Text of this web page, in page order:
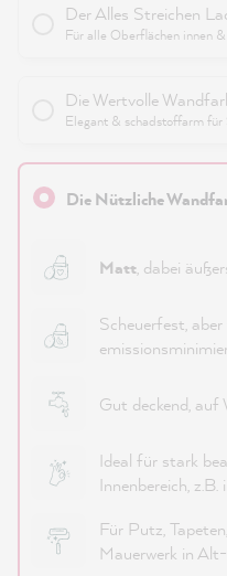
Der Alles Streichen
Für alle Oberflächen innen
Die Wertvolle
Elegant & schadstoffarm für
Die Nützliche
Matt, dabei
Scheuerfest,
Gut deckend, auf
Ideal für stark
Innenbereich,
Für Putz,
Mauerwerk in